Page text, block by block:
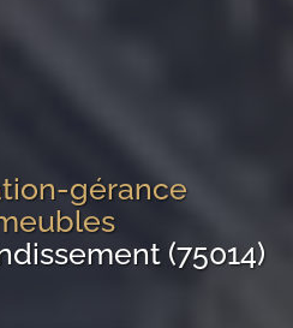
gérance
(75014)